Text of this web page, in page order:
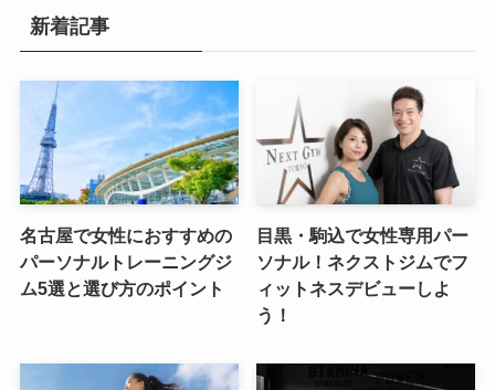
新着記事
名古屋で女性におすすめの
パーソナルトレーニングジ
ム5選と選び方のポイント
目黒・駒込で女性専用パー
ソナル！ネクストジムでフ
ィットネスデビューしよ
う！